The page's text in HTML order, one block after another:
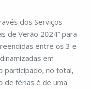
dos Serviços
de Verão 2024” para
entre os 3 e
em
participado, no total,
de férias é de uma